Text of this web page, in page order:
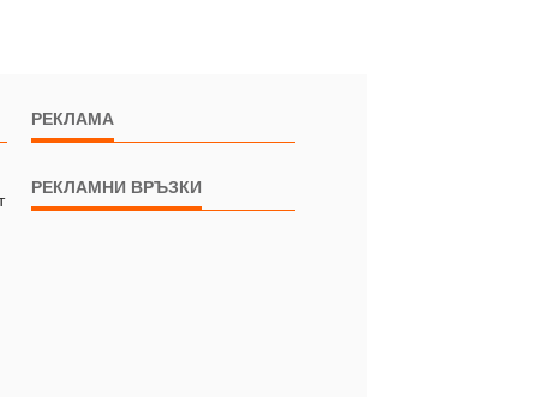
РЕКЛАМА
РЕКЛАМНИ ВРЪЗКИ